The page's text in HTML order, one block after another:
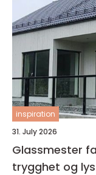
inspiration
31. July 2026
Glassmester fagpersonen som gir hjemmet
trygghet og lys